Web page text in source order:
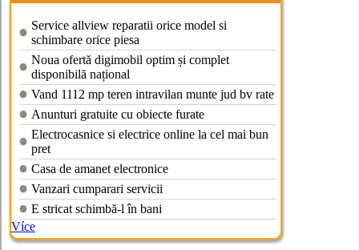
Service allview reparatii orice model si
schimbare orice piesa
Noua ofertă digimobil optim și complet
disponibilă național
Vand 1112 mp teren intravilan munte jud bv rate
Anunturi gratuite cu obiecte furate
Electrocasnice si electrice online la cel mai bun
pret
Casa de amanet electronice
Vanzari cumparari servicii
E stricat schimbă-l în bani
Více